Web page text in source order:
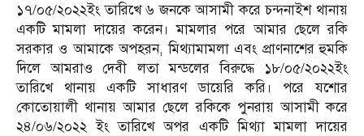
১৭/০৫/২০২২ইং তারিখে ৬ জনকে আসামী করে চন্দনাইশ থানায়
একটি মামলা দায়ের করেন। মামলার পরে আমার ছেলে রকি
সরকার ও আমাকে অপহরন, মিথ্যামামলা এবং প্রাণনাশের হুমকি
দিলে আমরাও দেবী লতা মন্ডলের বিরুদ্ধে ১৮/০৫/২০২২ইং
তারিখে থানায় একটি সাধারণ ডায়েরি করি। পরে যশোর
কোতোয়ালী থানায় আমার ছেলে রকিকে পুনরায় আসামী করে
২৪/০৬/২০২২ ইং তারিখে অপর একটি মিথ্যা মামলা দায়ের